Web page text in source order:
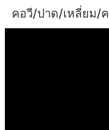
คอวี/ปาด/เหลี่ยม/